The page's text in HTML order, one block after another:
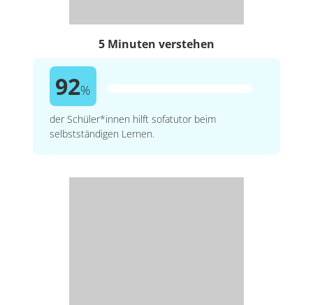
5 Minuten verstehen
92%
der Schüler*innen hilft sofatutor beim
selbstständigen Lernen.